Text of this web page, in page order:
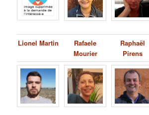
Lionel Martin
Rafaele
Mourier
Raphaël
Pirens